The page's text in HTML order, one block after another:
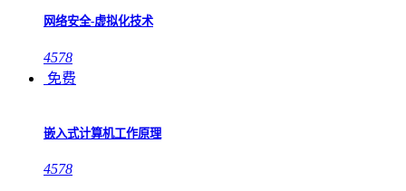
网络安全-虚拟化技术
4578
免费
嵌入式计算机工作原理
4578